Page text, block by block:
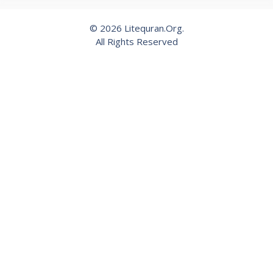
© 2026 Litequran.Org.
All Rights Reserved